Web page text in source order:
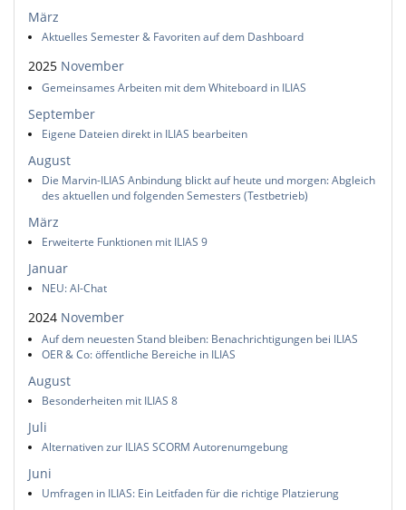
März
Aktuelles Semester & Favoriten auf dem Dashboard
2025 November
Gemeinsames Arbeiten mit dem Whiteboard in ILIAS
September
Eigene Dateien direkt in ILIAS bearbeiten
August
Die Marvin-ILIAS Anbindung blickt auf heute und morgen: Abgleich
des aktuellen und folgenden Semesters (Testbetrieb)
März
Erweiterte Funktionen mit ILIAS 9
Januar
NEU: AI-Chat
2024 November
Auf dem neuesten Stand bleiben: Benachrichtigungen bei ILIAS
OER & Co: öffentliche Bereiche in ILIAS
August
Besonderheiten mit ILIAS 8
Juli
Alternativen zur ILIAS SCORM Autorenumgebung
Juni
Umfragen in ILIAS: Ein Leitfaden für die richtige Platzierung